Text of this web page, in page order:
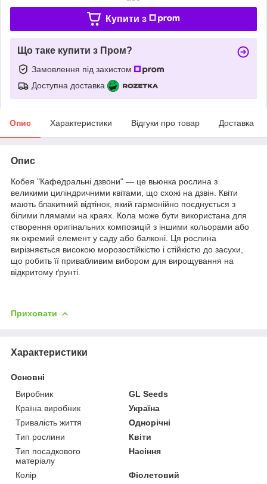
Купити з
Що таке купити з Пром?
Замовлення під захистом
Доступна доставка
Опис Характеристики Відгуки про товар Доставка
Опис
Кобея "Кафедральні дзвони" — це вьюнка рослина з
великими циліндричними квітами, що схожі на дзвін. Квіти
мають блакитний відтінок, який гармонійно поєднується з
білими плямами на краях. Кола може бути використана для
створення оригінальних композицій з іншими кольорами або
як окремий елемент у саду або балконі. Ця рослина
вирізняється високою морозостійкістю і стійкістю до засухи,
що робить її привабливим вибором для вирощування на
відкритому ґрунті.
Приховати
Характеристики
Основні
Виробник
GL Seeds
Країна виробник
Україна
Тривалість життя
Однорічні
Тип рослини
Квіти
Тип посадкового
матеріалу
Насіння
Колір
Фіолетовий